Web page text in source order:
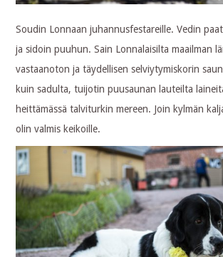
Soudin Lonnaan juhannusfestareille. Vedin
ja sidoin puuhun. Sain Lonnalaisilta maailman
vastaanoton ja täydellisen selviytymiskorin
kuin sadulta, tuijotin puusaunan lauteilta
heittämässä talviturkin mereen. Join kylmän
olin valmis keikoille.